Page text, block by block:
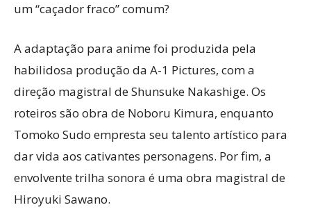
um “caçador fraco” comum?
A adaptação para anime foi produzida pela
habilidosa produção da A-1 Pictures, com a
direção magistral de Shunsuke Nakashige. Os
roteiros são obra de Noboru Kimura, enquanto
Tomoko Sudo empresta seu talento artístico para
dar vida aos cativantes personagens. Por fim, a
envolvente trilha sonora é uma obra magistral de
Hiroyuki Sawano.